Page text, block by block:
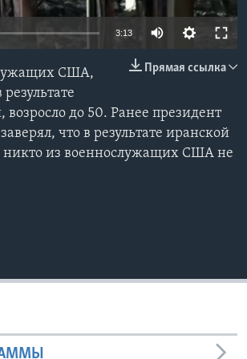
3:13
Прямая ссылка
США,
возросло до 50. Ранее президент
что в результате иранской
никто из военнослужащих США не